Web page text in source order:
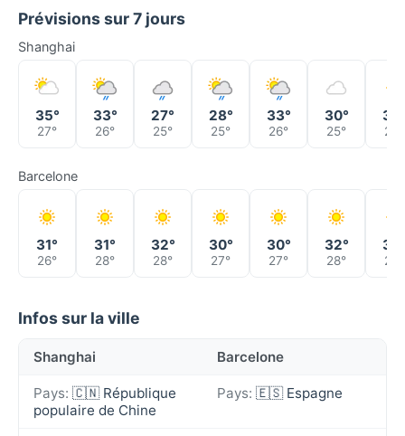
Prévisions sur 7 jours
Shanghai
35°
27°
33°
26°
27°
25°
28°
25°
33°
26°
30°
25° 25°
Barcelone
31°
26°
31°
28°
32°
28°
30°
27°
30°
27°
32°
28° 29°
Infos sur la ville
Shanghai Barcelone
Pays: 🇨🇳 République
populaire de Chine
Pays: 🇪🇸 Espagne